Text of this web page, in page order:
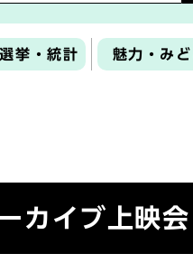
挙・統計 魅力・みど
カイブ上映会